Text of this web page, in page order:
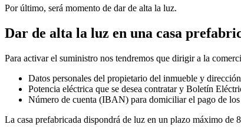
Por último, será momento de dar de alta la luz.
Dar de alta la luz en una casa
Para activar el suministro nos tendremos que dirigir a la
Datos personales del propietario del inmueble y
Potencia eléctrica que se desea contratar y Boletín
Número de cuenta (IBAN) para domiciliar el pago de
La casa prefabricada dispondrá de luz en un plazo máximo de